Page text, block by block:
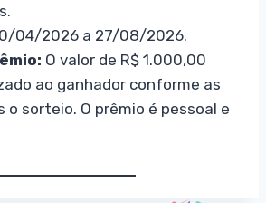
04/2026 a 27/08/2026.
O valor de R$ 1.000,00
ao ganhador conforme as
o sorteio. O prêmio é pessoal e